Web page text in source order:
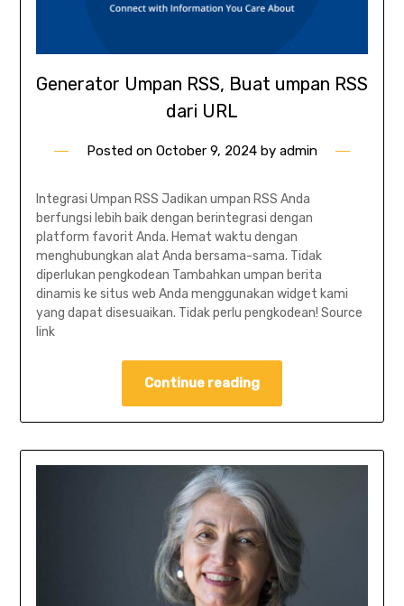
Generator Umpan RSS, Buat umpan RSS
dari URL
Posted on October 9, 2024 by admin
Integrasi Umpan RSS Jadikan umpan RSS Anda
berfungsi lebih baik dengan berintegrasi dengan
platform favorit Anda. Hemat waktu dengan
menghubungkan alat Anda bersama-sama. Tidak
diperlukan pengkodean Tambahkan umpan berita
dinamis ke situs web Anda menggunakan widget kami
yang dapat disesuaikan. Tidak perlu pengkodean! Source
link
Continue reading